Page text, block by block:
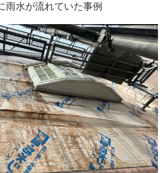
雨水が流れていた事例